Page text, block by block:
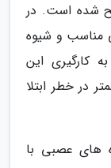
شده است. در
مناسب و شیوه
کارگیری این
در خطر ابتلا
های عصبی با